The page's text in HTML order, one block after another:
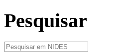
Pesquisar